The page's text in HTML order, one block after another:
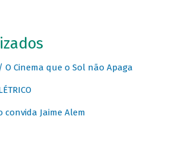
O Cinema que o Sol não Apaga
convida Jaime Alem